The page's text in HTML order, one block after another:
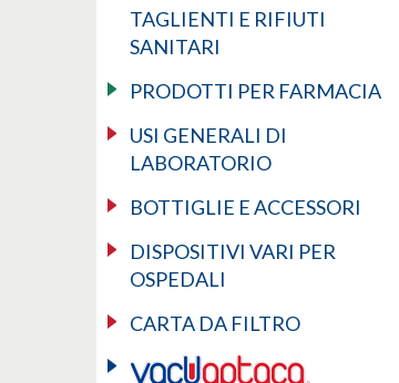
TAGLIENTI E RIFIUTI
SANITARI
PRODOTTI PER FARMACIA
USI GENERALI DI
LABORATORIO
BOTTIGLIE E ACCESSORI
DISPOSITIVI VARI PER
OSPEDALI
CARTA DA FILTRO